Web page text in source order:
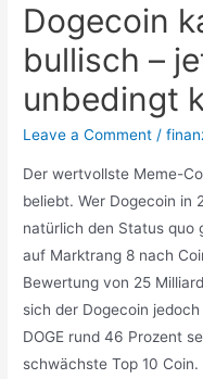
Dogecoin
bullisch –
unbedingt
Leave a Comment /
Der wertvollste Meme-
beliebt. Wer Dogecoin in
natürlich den Status quo
auf Marktrang 8 nach
Bewertung von 25
sich der Dogecoin
DOGE rund 46 Prozent
schwächste Top 10